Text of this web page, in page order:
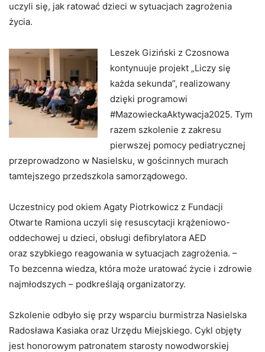
uczyli się, jak ratować dzieci w sytuacjach zagrożenia
życia.
Leszek Giziński z Czosnowa
kontynuuje projekt „Liczy się
każda sekunda”, realizowany
dzięki programowi
#MazowieckaAktywacja2025. Tym
razem szkolenie z zakresu
pierwszej pomocy pediatrycznej
przeprowadzono w Nasielsku, w gościnnych murach
tamtejszego przedszkola samorządowego.
Uczestnicy pod okiem Agaty Piotrkowicz z Fundacji
Otwarte Ramiona uczyli się resuscytacji krążeniowo-
oddechowej u dzieci, obsługi defibrylatora AED
oraz szybkiego reagowania w sytuacjach zagrożenia. –
To bezcenna wiedza, która może uratować życie i zdrowie
najmłodszych – podkreślają organizatorzy.
Szkolenie odbyło się przy wsparciu burmistrza Nasielska
Radosława Kasiaka oraz Urzędu Miejskiego. Cykl objęty
jest honorowym patronatem starosty nowodworskiej